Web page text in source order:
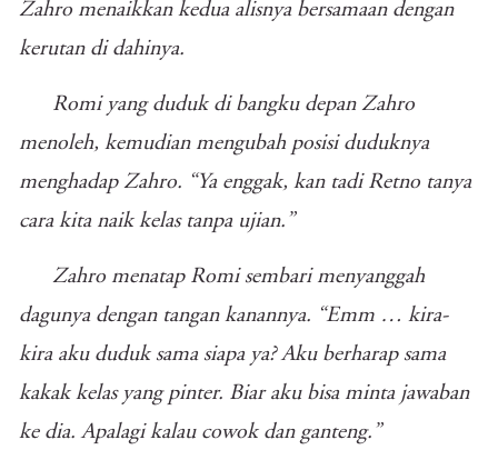
Zahro menaikkan kedua alisnya bersamaan dengan
kerutan di dahinya.
Romi yang duduk di bangku depan Zahro
menoleh, kemudian mengubah posisi duduknya
menghadap Zahro. “Ya enggak, kan tadi Retno tanya
cara kita naik kelas tanpa ujian.”
Zahro menatap Romi sembari menyanggah
dagunya dengan tangan kanannya. “Emm … kira-
kira aku duduk sama siapa ya? Aku berharap sama
kakak kelas yang pinter. Biar aku bisa minta jawaban
ke dia. Apalagi kalau cowok dan ganteng.”